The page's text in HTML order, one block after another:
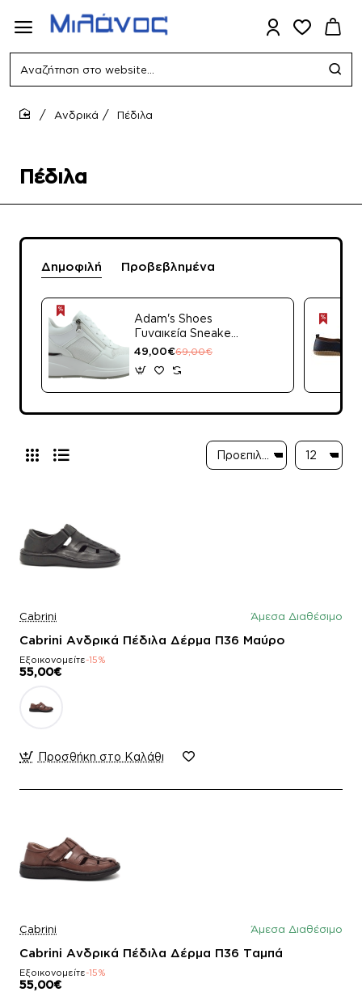
Αναζήτηση
website...
Πέδιλα
Ανδρικά Πέδιλα
Δημοφιλή Προβεβλημένα
Adam's Shoes
Γυναικεία Sneakers
872-25003 Λευκό
49,00€69,00€
Cabrini Άμεσα Διαθέσιμο
Cabrini Ανδρικά Πέδιλα Δέρμα Π36 Μαύρο
Εξοικονομείτε-15%
55,00€
Προσθήκη στο Καλάθι
Cabrini Άμεσα Διαθέσιμο
Cabrini Ανδρικά Πέδιλα Δέρμα Π36 Ταμπά
Εξοικονομείτε-15%
55,00€